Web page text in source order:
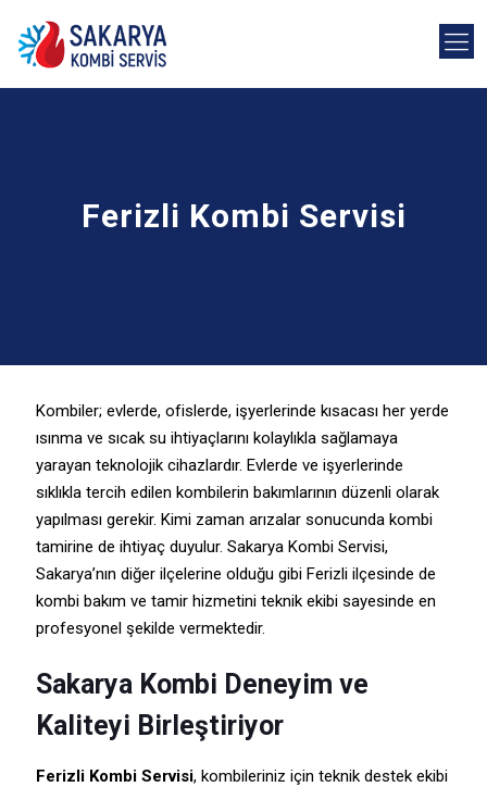
Ferizli Kombi Servisi
Kombiler; evlerde, ofislerde, işyerlerinde kısacası her yerde
ısınma ve sıcak su ihtiyaçlarını kolaylıkla sağlamaya
yarayan teknolojik cihazlardır. Evlerde ve işyerlerinde
sıklıkla tercih edilen kombilerin bakımlarının düzenli olarak
yapılması gerekir. Kimi zaman arızalar sonucunda kombi
tamirine de ihtiyaç duyulur. Sakarya Kombi Servisi,
Sakarya’nın diğer ilçelerine olduğu gibi Ferizli ilçesinde de
kombi bakım ve tamir hizmetini teknik ekibi sayesinde en
profesyonel şekilde vermektedir.
Sakarya Kombi Deneyim ve
Kaliteyi Birleştiriyor
Ferizli Kombi Servisi, kombileriniz için teknik destek ekibi